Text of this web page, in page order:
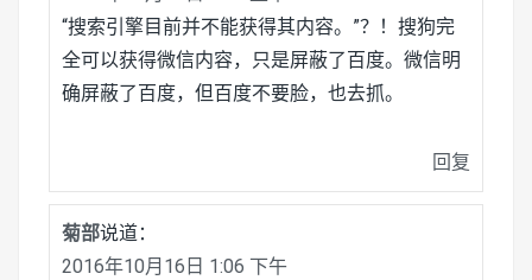
“搜索引擎目前并不能获得其内容。”？！搜狗完
全可以获得微信内容，只是屏蔽了百度。微信明
确屏蔽了百度，但百度不要脸，也去抓。
回复
菊部说道：
2016年10月16日 1:06 下午